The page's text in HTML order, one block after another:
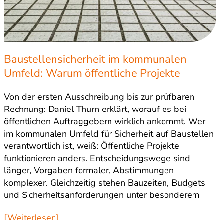
Baustellensicherheit im kommunalen
Umfeld: Warum öffentliche Projekte
Von der ersten Ausschreibung bis zur prüfbaren
Rechnung: Daniel Thurn erklärt, worauf es bei
öffentlichen Auftraggebern wirklich ankommt. Wer
im kommunalen Umfeld für Sicherheit auf Baustellen
verantwortlich ist, weiß: Öffentliche Projekte
funktionieren anders. Entscheidungswege sind
länger, Vorgaben formaler, Abstimmungen
komplexer. Gleichzeitig stehen Bauzeiten, Budgets
und Sicherheitsanforderungen unter besonderem
[Weiterlesen]